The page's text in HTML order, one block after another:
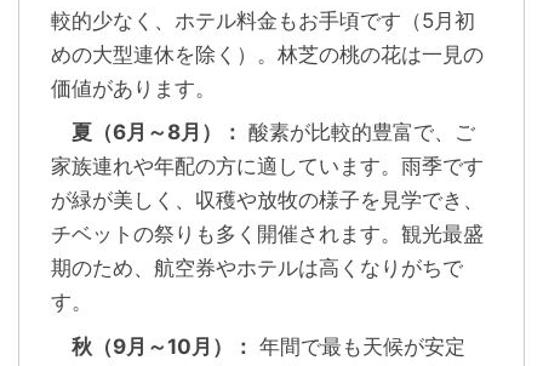
較的少なく、ホテル料金もお手頃です（5月初
めの大型連休を除く）。林芝の桃の花は一見の
価値があります。
夏（6月～8月）： 酸素が比較的豊富で、ご
家族連れや年配の方に適しています。雨季です
が緑が美しく、収穫や放牧の様子を見学でき、
チベットの祭りも多く開催されます。観光最盛
期のため、航空券やホテルは高くなりがちで
す。
秋（9月～10月）： 年間で最も天候が安定